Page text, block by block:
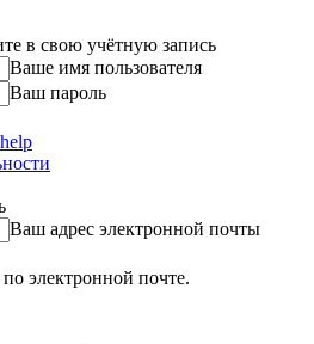
в свою учётную запись
Ваше имя пользователя
Ваш пароль
Ваш адрес электронной почты
электронной почте.